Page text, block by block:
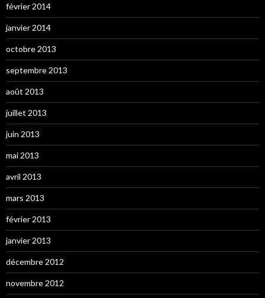
février 2014
janvier 2014
octobre 2013
septembre 2013
août 2013
juillet 2013
juin 2013
mai 2013
avril 2013
mars 2013
février 2013
janvier 2013
décembre 2012
novembre 2012